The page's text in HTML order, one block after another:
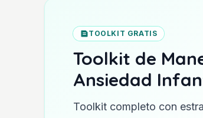
TOOLKIT GRATIS
Toolkit de
Ansiedad
Toolkit completo con